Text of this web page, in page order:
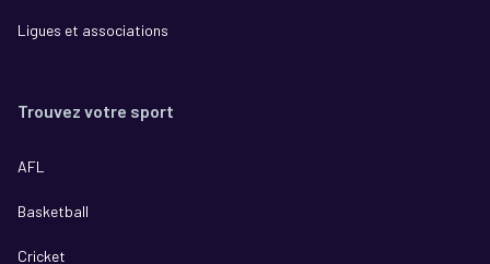
Ligues et associations
Trouvez votre sport
AFL
Basketball
Cricket